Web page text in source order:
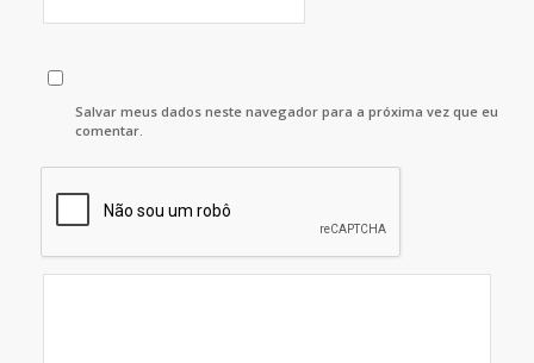
Salvar meus dados neste navegador para a próxima vez que eu
comentar.